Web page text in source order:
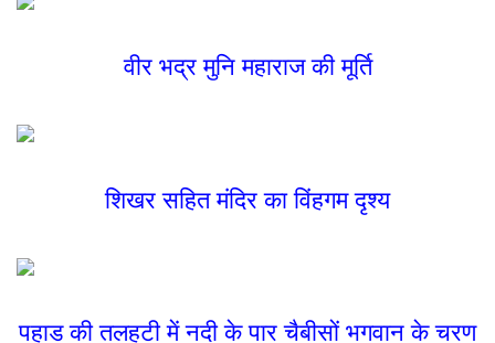
वीर भद्र मुनि महाराज की मूर्ति
शिखर सहित मंदिर का विंहगम दृश्य
पहाड की तलहटी में नदी के पार चैबीसों भगवान के चरण